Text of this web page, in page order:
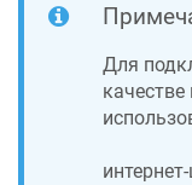
Для